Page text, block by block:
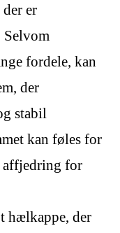
er
Selvom
fordele, kan
der
stabil
kan føles for
affjedring for
hælkappe, der